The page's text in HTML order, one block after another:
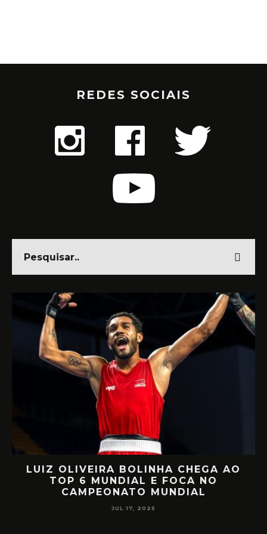
REDES SOCIAIS
LUIZ OLIVEIRA BOLINHA CHEGA AO
TOP 6 MUNDIAL E FOCA NO
CAMPEONATO MUNDIAL
JUL 17, 2025